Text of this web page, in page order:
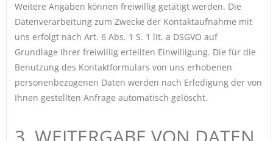
Weitere Angaben können freiwillig getätigt werden. Die
Datenverarbeitung zum Zwecke der Kontaktaufnahme mit
uns erfolgt nach Art. 6 Abs. 1 S. 1 lit. a DSGVO auf
Grundlage Ihrer freiwillig erteilten Einwilligung. Die für die
Benutzung des Kontaktformulars von uns erhobenen
personenbezogenen Daten werden nach Erledigung der von
Ihnen gestellten Anfrage automatisch gelöscht.